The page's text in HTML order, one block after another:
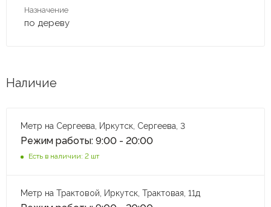
Назначение
по дереву
Наличие
Метр на Сергеева, Иркутск, Сергеева, 3
Режим работы: 9:00 - 20:00
Есть в наличии: 2 шт
Метр на Трактовой, Иркутск, Трактовая, 11д